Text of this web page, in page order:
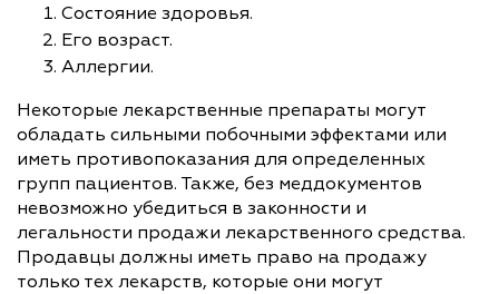
Состояние здоровья.
Его возраст.
Аллергии.
Некоторые лекарственные препараты могут
обладать сильными побочными эффектами или
иметь противопоказания для определенных
групп пациентов. Также, без меддокументов
невозможно убедиться в законности и
легальности продажи лекарственного средства.
Продавцы должны иметь право на продажу
только тех лекарств, которые они могут